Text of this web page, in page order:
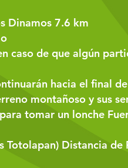
Dinamos 7.6 km
caso de que algún
hacia el final
montañoso y sus
tomar un lonche
Distancia de